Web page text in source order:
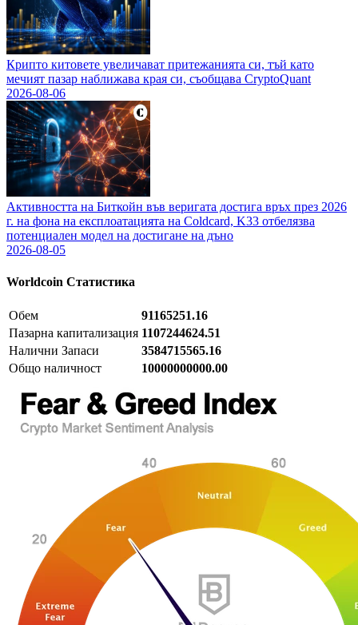
Крипто китовете увеличават притежанията си, тъй като
мечият пазар наближава края си, съобщава CryptoQuant
2026-08-06
Активността на Биткойн във веригата достига връх през 2026
г. на фона на експлоатацията на Coldcard, K33 отбелязва
потенциален модел на достигане на дъно
2026-08-05
Worldcoin Статистика
Обем
91165251.16
Пазарна капитализация 1107244624.51
Налични Запаси
3584715565.16
Общо наличност
10000000000.00